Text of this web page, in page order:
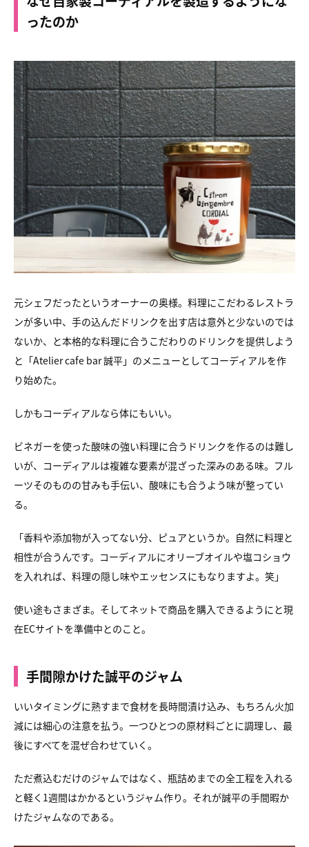
ったのか
元シェフだったというオーナーの奥様。料理にこだわるレストラ
ンが多い中、手の込んだドリンクを出す店は意外と少ないのでは
ないか、と本格的な料理に合うこだわりのドリンクを提供しよう
と「Atelier cafe bar 誠平」のメニューとしてコーディアルを作
り始めた。
しかもコーディアルなら体にもいい。
ビネガーを使った酸味の強い料理に合うドリンクを作るのは難し
いが、コーディアルは複雑な要素が混ざった深みのある味。フル
ーツそのものの甘みも手伝い、酸味にも合うよう味が整ってい
る。
「香料や添加物が入ってない分、ピュアというか。自然に料理と
相性が合うんです。コーディアルにオリーブオイルや塩コショウ
を入れれば、料理の隠し味やエッセンスにもなりますよ。笑」
使い途もさまざま。そしてネットで商品を購入できるようにと現
在ECサイトを準備中とのこと。
手間隙かけた誠平のジャム
いいタイミングに熟すまで食材を長時間漬け込み、もちろん火加
減には細心の注意を払う。一つひとつの原材料ごとに調理し、最
後にすべてを混ぜ合わせていく。
ただ煮込むだけのジャムではなく、瓶詰めまでの全工程を入れる
と軽く1週間はかかるというジャム作り。それが誠平の手間暇か
けたジャムなのである。